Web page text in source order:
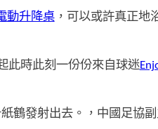
動升降桌，可以或許真正地
此時此刻一份份來自球迷
鶴發射出去。，中國足協